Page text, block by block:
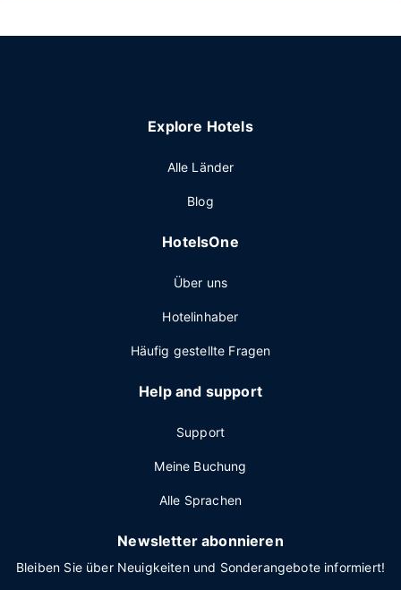
Explore Hotels
Alle Länder
Blog
HotelsOne
Über uns
Hotelinhaber
Häufig gestellte Fragen
Help and support
Support
Meine Buchung
Alle Sprachen
Newsletter abonnieren
Bleiben Sie über Neuigkeiten und Sonderangebote informiert!